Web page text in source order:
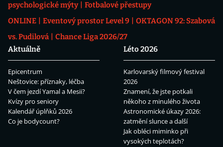
psychologické mýty
Fotbalové přestupy
ONLINE
Eventový prostor Level 9
OKTAGON 92: Szabová
vs. Pudilová
Chance Liga 2026/27
Aktuálně
Epicentrum
Neštovice: příznaky, léčba
V čem jezdí Yamal a Mesii?
Kvízy pro seniory
Kalendář úplňků 2026
Co je bodycount?
Léto 2026
Karlovarský filmový festival
2026
Znamení, že jste potkali
někoho z minulého života
Astronomické úkazy 2026:
zatmění slunce a další
Jak obléci miminko při
vysokých teplotách?